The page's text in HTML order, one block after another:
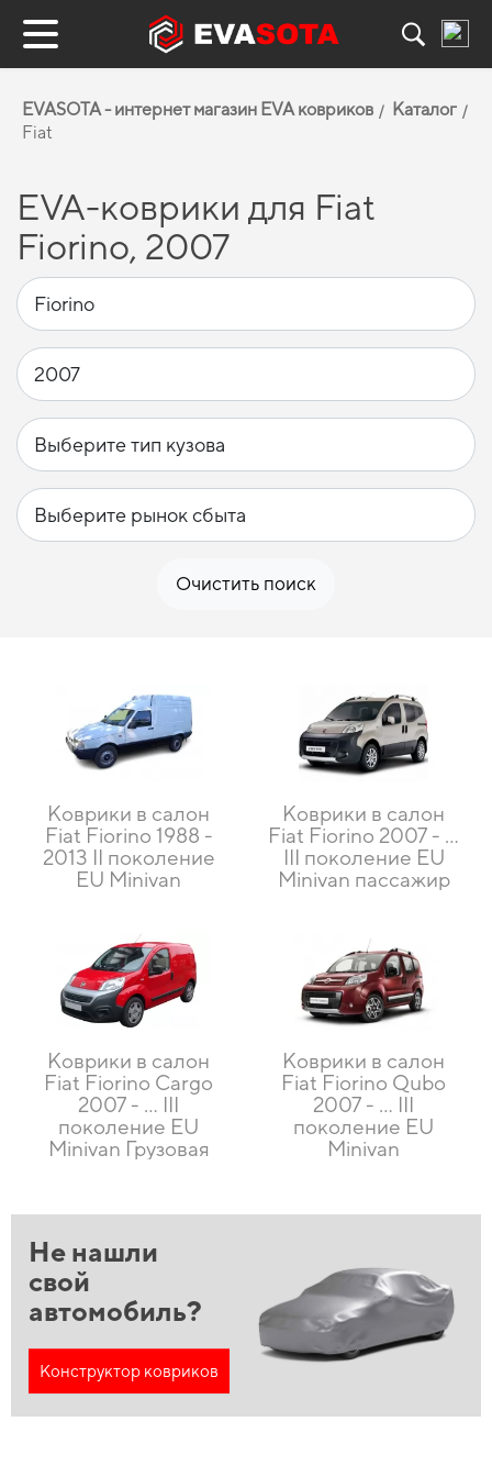
EVASOTA - интернет магазин EVA ковриков
Каталог
Fiat
EVA-коврики для Fiat
Fiorino, 2007
Очистить поиск
Коврики в салон
Fiat Fiorino 1988 -
2013 II поколение
EU Minivan
Коврики в салон
Fiat Fiorino 2007 - …
III поколение EU
Minivan пассажир
Коврики в салон
Fiat Fiorino Cargo
2007 - … III
поколение EU
Minivan Грузовая
Коврики в салон
Fiat Fiorino Qubo
2007 - … III
поколение EU
Minivan
Не нашли
свой
автомобиль?
Конструктор ковриков